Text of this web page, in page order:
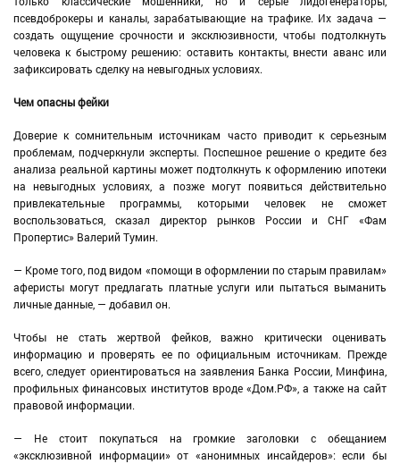
псевдоброкеры и каналы, зарабатывающие на трафике. Их задача —
создать ощущение срочности и эксклюзивности, чтобы подтолкнуть
человека к быстрому решению: оставить контакты, внести аванс или
зафиксировать сделку на невыгодных условиях.
Чем опасны фейки
Доверие к сомнительным источникам часто приводит к серьезным
проблемам, подчеркнули эксперты. Поспешное решение о кредите без
анализа реальной картины может подтолкнуть к оформлению ипотеки
на невыгодных условиях, а позже могут появиться действительно
привлекательные программы, которыми человек не сможет
воспользоваться, сказал директор рынков России и СНГ «Фам
Пропертис» Валерий Тумин.
— Кроме того, под видом «помощи в оформлении по старым правилам»
аферисты могут предлагать платные услуги или пытаться выманить
личные данные, — добавил он.
Чтобы не стать жертвой фейков, важно критически оценивать
информацию и проверять ее по официальным источникам. Прежде
всего, следует ориентироваться на заявления Банка России, Минфина,
профильных финансовых институтов вроде «Дом.РФ», а также на сайт
правовой информации.
— Не стоит покупаться на громкие заголовки с обещанием
«эксклюзивной информации» от «анонимных инсайдеров»: если бы